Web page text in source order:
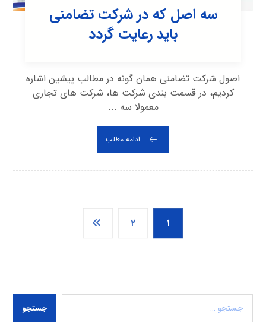
سه اصل که در شرکت تضامنی
باید رعایت گردد
اصول شرکت تضامنی همان گونه در مطالب پیشین اشاره
کردیم، در قسمت بندی شرکت ها، شرکت های تجاری
معمولا سه ...
ادامه مطلب
۱ ۲
جستجو